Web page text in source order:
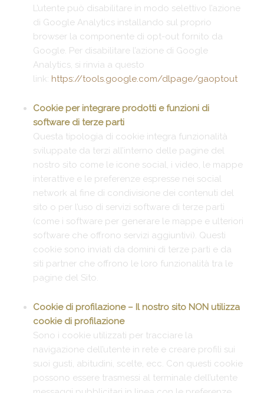
L’utente può disabilitare in modo selettivo l’azione
di Google Analytics installando sul proprio
browser la componente di opt-out fornito da
Google. Per disabilitare l’azione di Google
Analytics, si rinvia a questo
link: https://tools.google.com/dlpage/gaoptout
Cookie per integrare prodotti e funzioni di
software di terze parti
Questa tipologia di cookie integra funzionalità
sviluppate da terzi all’interno delle pagine del
nostro sito come le icone social, i video, le mappe
interattive e le preferenze espresse nei social
network al fine di condivisione dei contenuti del
sito o per l’uso di servizi software di terze parti
(come i software per generare le mappe e ulteriori
software che offrono servizi aggiuntivi). Questi
cookie sono inviati da domini di terze parti e da
siti partner che offrono le loro funzionalità tra le
pagine del Sito.
Cookie di profilazione – Il nostro sito NON utilizza
cookie di profilazione
Sono i cookie utilizzati per tracciare la
navigazione dell’utente in rete e creare profili sui
suoi gusti, abitudini, scelte, ecc. Con questi cookie
possono essere trasmessi al terminale dell’utente